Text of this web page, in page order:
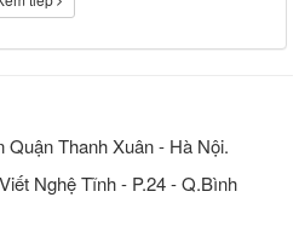
Quận Thanh Xuân - Hà Nội.
Nghệ Tĩnh - P.24 - Q.Bình